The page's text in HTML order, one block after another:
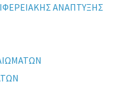
ΑΝΑΠΤΥΞΗΣ